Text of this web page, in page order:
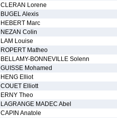
CLERAN Lorene
BUGEL Alexis
HEBERT Marc
NEZAN Colin
LAM Louise
ROPERT Matheo
BELLAMY-BONNEVILLE Solenn
GUISSE Mohamed
HENG Elliot
COUET Elliott
ERNY Theo
LAGRANGE MADEC Abel
CAPIN Anatole